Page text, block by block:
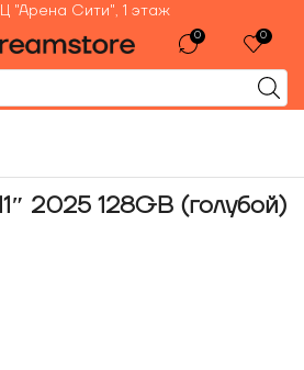
"Арена Сити", 1 этаж
0 0
2025 128GB (голубой)